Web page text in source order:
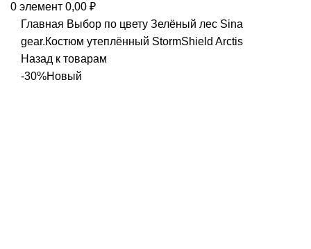
0 элемент 0,00 ₽
Главная Выбор по цвету Зелёный лес Sina
gear.Костюм утеплённый StormShield Arctis
Назад к товарам
-30%Новый